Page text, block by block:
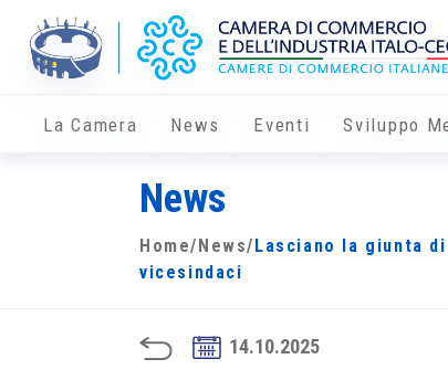
La Camera News Eventi Sviluppo
News
Home/ News/ Lasciano la giunta
vicesindaci
14.10.2025